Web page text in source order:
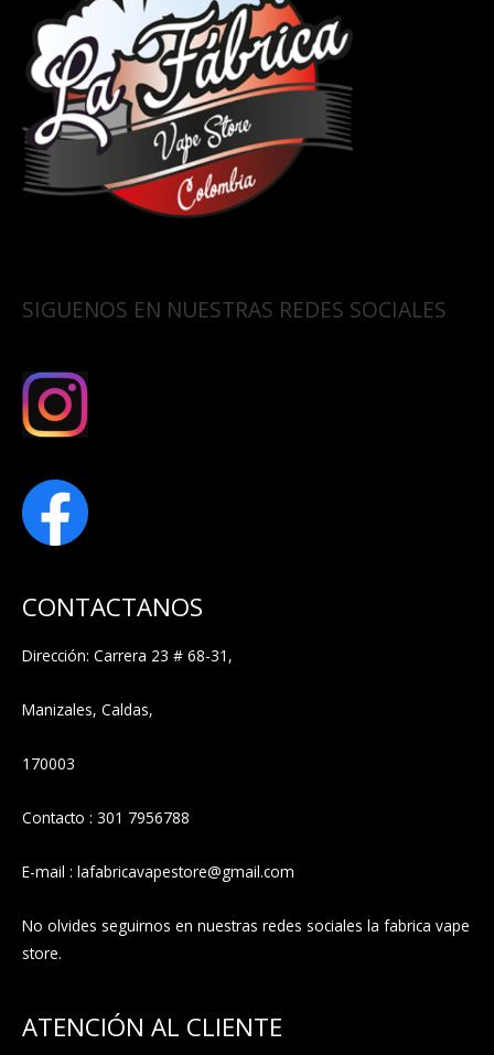
SIGUENOS EN NUESTRAS REDES SOCIALES
CONTACTANOS
Dirección: Carrera 23 # 68-31,
Manizales, Caldas,
170003
Contacto : 301 7956788
E-mail : lafabricavapestore@gmail.com
No olvides seguirnos en nuestras redes sociales la fabrica vape
store.
ATENCIÓN AL CLIENTE